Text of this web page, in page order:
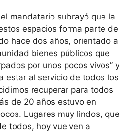
mandatario subrayó que la
espacios forma parte de
hace dos años, orientado a
bienes públicos que
por unos pocos vivos” y
estar al servicio de todos los
recuperar para todos
de 20 años estuvo en
Lugares muy lindos, que
todos, hoy vuelven a